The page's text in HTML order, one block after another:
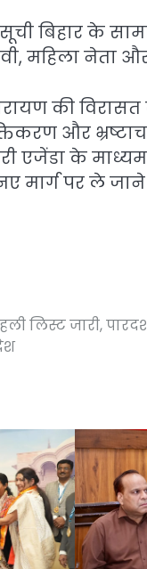
बिहार के
महिला नेता
की विरासत के
और
एजेंडा के
पर ले जाने
लिस्ट जारी,